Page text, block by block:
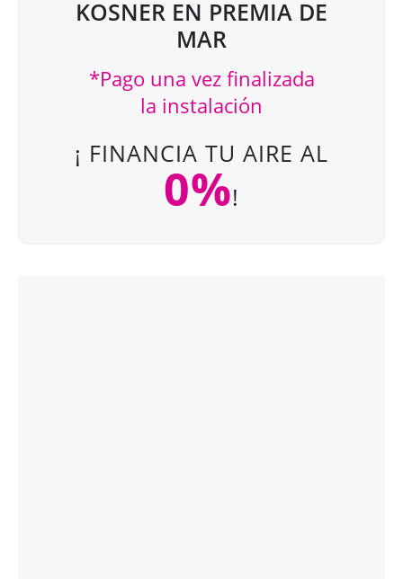
KOSNER EN PREMIA DE
MAR
*Pago una vez finalizada
la instalación
¡ FINANCIA TU AIRE AL
0%!